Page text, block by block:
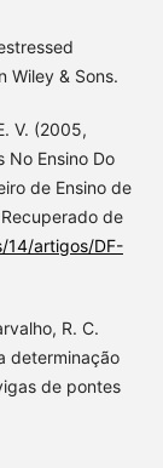
Wiley & Sons.
V. (2005,
No Ensino Do
de Ensino de
de
14/artigos/DF-
R. C.
determinação
de pontes